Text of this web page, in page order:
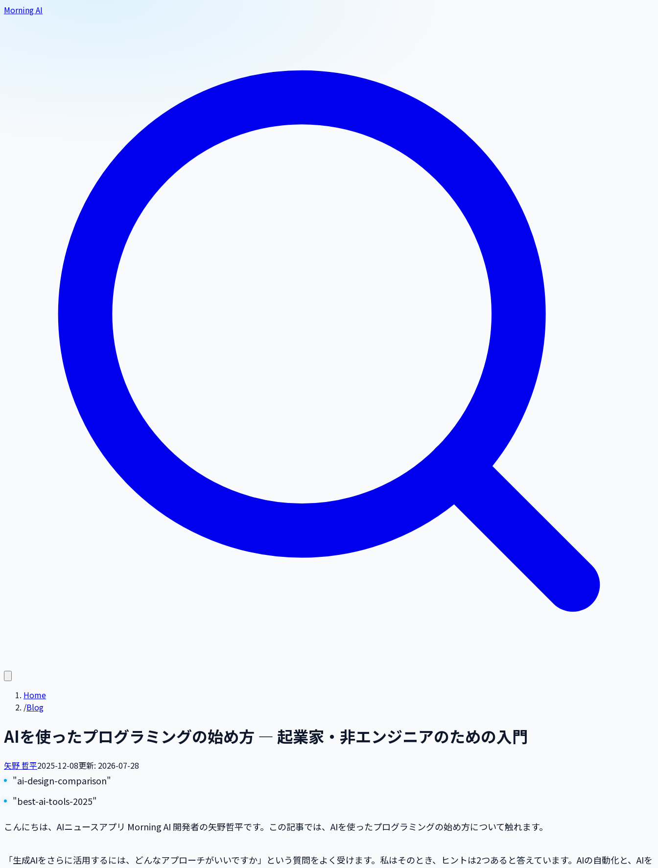
Morning AI
Home
/Blog
AIを使ったプログラミングの始め方 — 起業家・非エンジニアのための入門
矢野 哲平2025-12-08更新: 2026-07-28
"ai-design-comparison"
"best-ai-tools-2025"
こんにちは、AIニュースアプリ Morning AI 開発者の矢野哲平です。この記事では、AIを使ったプログラミングの始め方について触れます。
「生成AIをさらに活用するには、どんなアプローチがいいですか」という質問をよく受けます。私はそのとき、ヒントは2つあると答えています。AIの自動化と、AIを